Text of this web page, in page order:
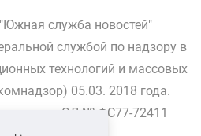
служба новостей"
службой по надзору в
технологий и массовых
05.03. 2018 года.
ЭЛ № ФС77-72411